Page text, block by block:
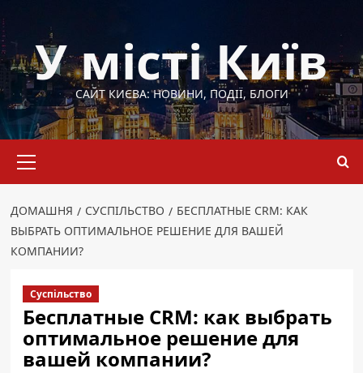
до
вмістуУ місті Київ
САЙТ КИЄВА: НОВИНИ, ПОДІЇ, БЛОГИ
меню
ДОМАШНЯ СУСПІЛЬСТВО
БЕСПЛАТНЫЕ CRM: КАК
ВЫБРАТЬ ОПТИМАЛЬНОЕ РЕШЕНИЕ ДЛЯ ВАШЕЙ
КОМПАНИИ?
Суспільство
Бесплатные CRM: как выбрать
оптимальное решение для
вашей компании?